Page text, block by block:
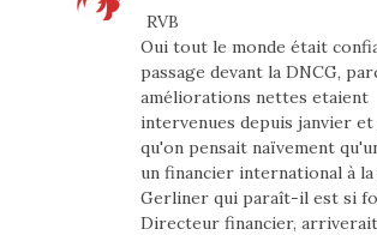
RVB
Oui tout le monde était
passage devant la DNCG,
améliorations nettes etaient
intervenues depuis janvier et
qu'on pensait naïvement
un financier international à
Gerliner qui paraît-il est si
Directeur financier,